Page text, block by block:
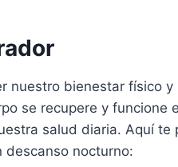
nuestro bienestar físico
se recupere y funcione
salud diaria. Aquí te
nocturno: